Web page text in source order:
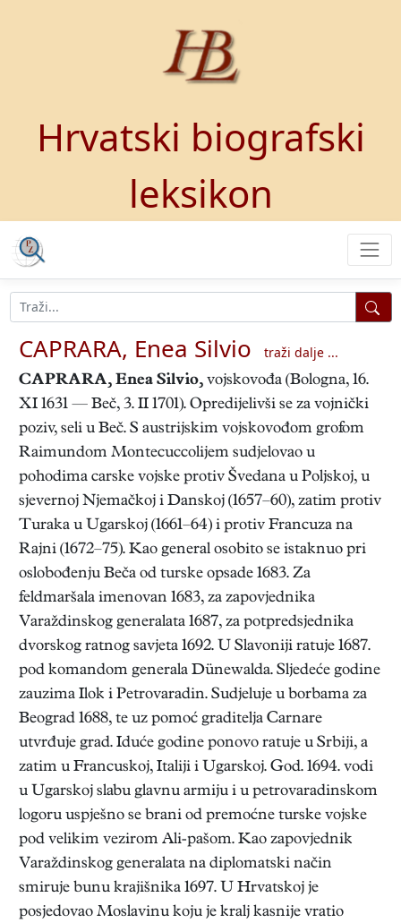
Hrvatski biografski
leksikon
CAPRARA, Enea Silvio
traži dalje ...
CAPRARA, Enea Silvio, vojskovođa (Bologna, 16.
XI 1631 — Beč, 3. II 1701). Opredijelivši se za vojnički
poziv, seli u Beč. S austrijskim vojskovođom grofom
Raimundom Montecuccolijem sudjelovao u
pohodima carske vojske protiv Švedana u Poljskoj, u
sjevernoj Njemačkoj i Danskoj (1657–60), zatim protiv
Turaka u Ugarskoj (1661–64) i protiv Francuza na
Rajni (1672–75). Kao general osobito se istaknuo pri
oslobođenju Beča od turske opsade 1683. Za
feldmaršala imenovan 1683, za zapovjednika
Varaždinskog generalata 1687, za potpredsjednika
dvorskog ratnog savjeta 1692. U Slavoniji ratuje 1687.
pod komandom generala Dünewalda. Sljedeće godine
zauzima Ilok i Petrovaradin. Sudjeluje u borbama za
Beograd 1688, te uz pomoć graditelja Carnare
utvrđuje grad. Iduće godine ponovo ratuje u Srbiji, a
zatim u Francuskoj, Italiji i Ugarskoj. God. 1694. vodi
u Ugarskoj slabu glavnu armiju i u petrovaradinskom
logoru uspješno se brani od premoćne turske vojske
pod velikim vezirom Ali-pašom. Kao zapovjednik
Varaždinskog generalata na diplomatski način
smiruje bunu krajišnika 1697. U Hrvatskoj je
posjedovao Moslavinu koju je kralj kasnije vratio